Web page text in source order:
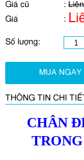
Giá cũ
:
Giá
:
Số lượng:
MUA NGAY
THÔNG TIN CHI TIẾT
CHÂN